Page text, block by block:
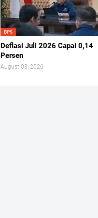
BPS
Deflasi Juli 2026 Capai 0,14
Persen
August 03, 2026